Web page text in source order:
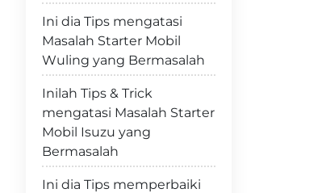
Ini dia Tips mengatasi
Masalah Starter Mobil
Wuling yang Bermasalah
Inilah Tips & Trick
mengatasi Masalah Starter
Mobil Isuzu yang
Bermasalah
Ini dia Tips memperbaiki